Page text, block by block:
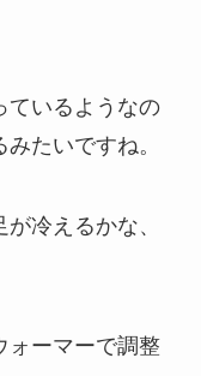
ているようなの
たいですね。
冷えるかな、
ォーマーで調整